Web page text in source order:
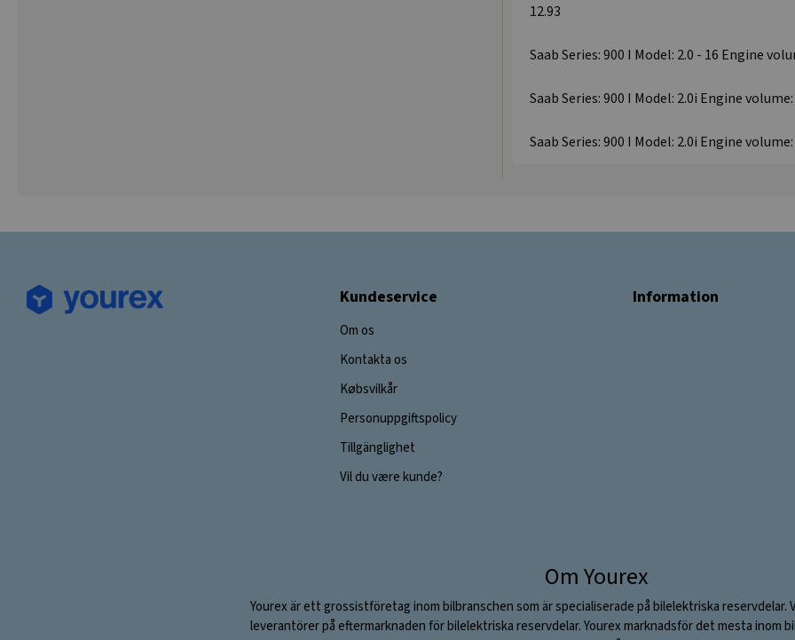
12.93
Saab Series: 900 I Model: 2.0 - 16 Engine
Saab Series: 900 I Model: 2.0i Engine
Saab Series: 900 I Model: 2.0i Engine
Kundeservice
Om os
Kontakta os
Købsvilkår
Personuppgiftspolicy
Tillgänglighet
Vil du være kunde?
Information
Om Yourex
Yourex är ett grossistföretag inom bilbranschen som är specialiserade på bilelektriska reservdelar.
leverantörer på eftermarknaden för bilelektriska reservdelar. Yourex marknadsför det mesta inom